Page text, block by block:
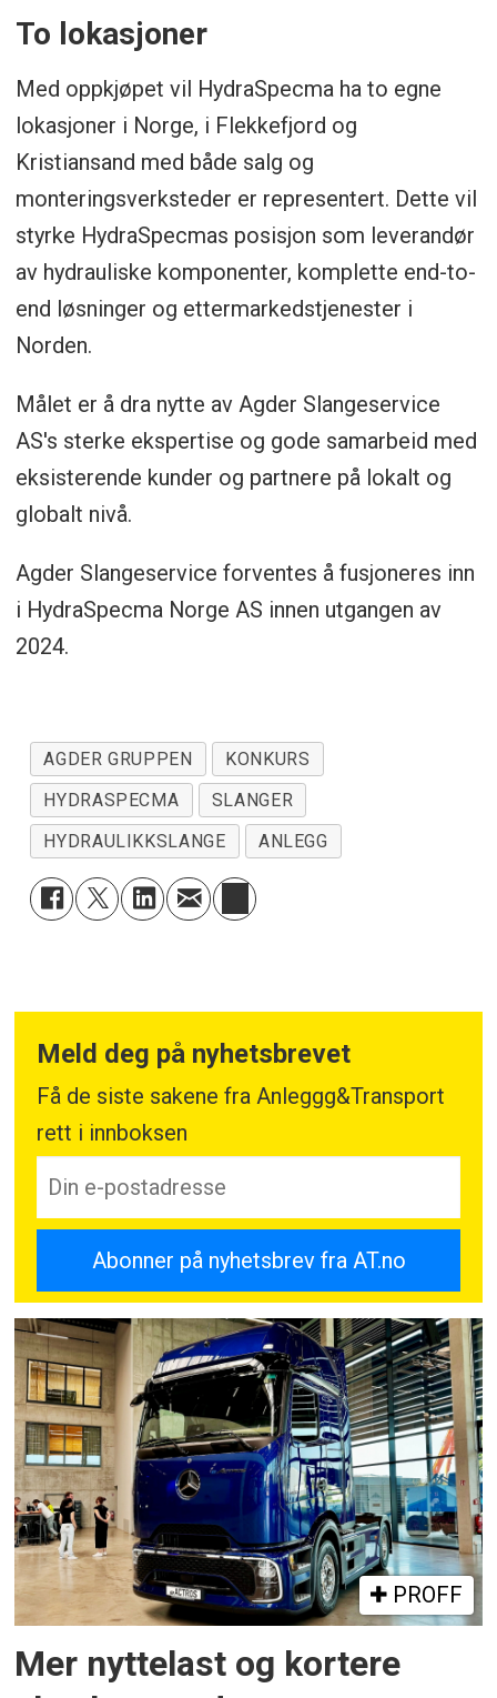
To lokasjoner
Med oppkjøpet vil HydraSpecma ha to egne
lokasjoner i Norge, i Flekkefjord og
Kristiansand med både salg og
monteringsverksteder er representert. Dette vil
styrke HydraSpecmas posisjon som leverandør
av hydrauliske komponenter, komplette end-to-
end løsninger og ettermarkedstjenester i
Norden.
Målet er å dra nytte av Agder Slangeservice
AS's sterke ekspertise og gode samarbeid med
eksisterende kunder og partnere på lokalt og
globalt nivå.
Agder Slangeservice forventes å fusjoneres inn
i HydraSpecma Norge AS innen utgangen av
2024.
AGDER GRUPPEN
KONKURS
HYDRASPECMA
SLANGER
HYDRAULIKKSLANGE
ANLEGG
Meld deg på nyhetsbrevet
Få de siste sakene fra Anleggg&Transport
rett i innboksen
PROFF
Mer nyttelast og kortere